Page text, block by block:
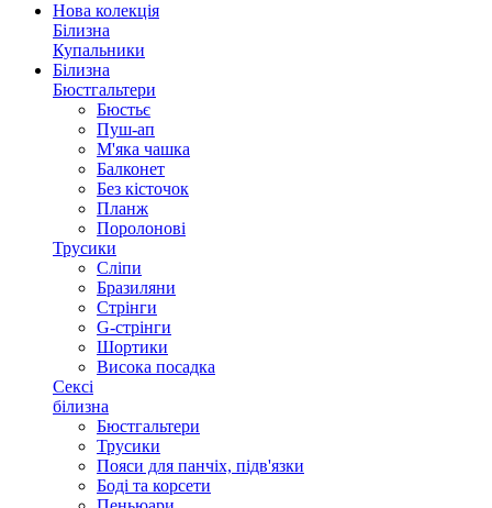
Нова колекція
Білизна
Купальники
Білизна
Бюстгальтери
Бюстьє
Пуш-ап
М'яка чашка
Балконет
Без кісточок
Планж
Поролонові
Трусики
Сліпи
Бразиляни
Стрінги
G-стрінги
Шортики
Висока посадка
Сексі
білизна
Бюстгальтери
Трусики
Пояси для панчіх, підв'язки
Боді та корсети